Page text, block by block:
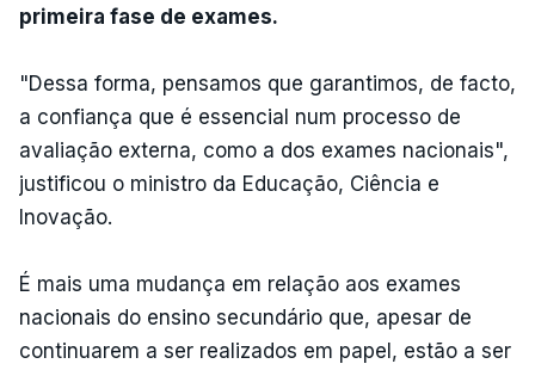
primeira fase de exames.
"Dessa forma, pensamos que garantimos, de facto,
a confiança que é essencial num processo de
avaliação externa, como a dos exames nacionais",
justificou o ministro da Educação, Ciência e
Inovação.
É mais uma mudança em relação aos exames
nacionais do ensino secundário que, apesar de
continuarem a ser realizados em papel, estão a ser